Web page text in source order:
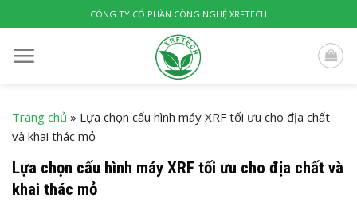
to
content
CÔNG TY CỔ PHẦN CÔNG NGHỆ XRFTECH
Trang chủ » Lựa chọn cấu hình máy XRF tối ưu cho địa chất
và khai thác mỏ
Lựa chọn cấu hình máy XRF tối ưu cho địa chất và
khai thác mỏ